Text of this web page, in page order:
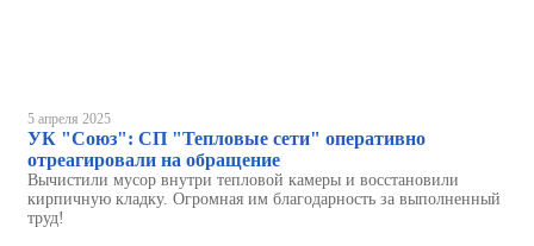
5 апреля 2025
УК "Союз": СП "Тепловые сети" оперативно
отреагировали на обращение
Вычистили мусор внутри тепловой камеры и восстановили
кирпичную кладку. Огромная им благодарность за выполненный
труд!